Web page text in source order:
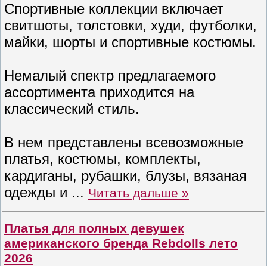
Спортивные коллекции включает
свитшоты, толстовки, худи, футболки,
майки, шорты и спортивные костюмы.
Немалый спектр предлагаемого
ассортимента приходится на
классический стиль.
В нем представлены всевозможные
платья, костюмы, комплекты,
кардиганы, рубашки, блузы, вязаная
одежды и ... Читать дальше »
Платья для полных девушек
американского бренда Rebdolls лето
2026